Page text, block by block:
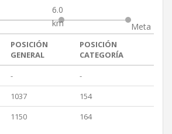
6.0
km
Meta
POSICIÓN
GENERAL
POSICIÓN
CATEGORÍA
-
-
1037
154
1150 164